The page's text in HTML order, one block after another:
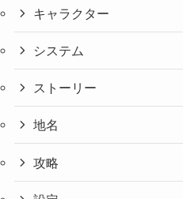
キャラクター
システム
ストーリー
地名
攻略